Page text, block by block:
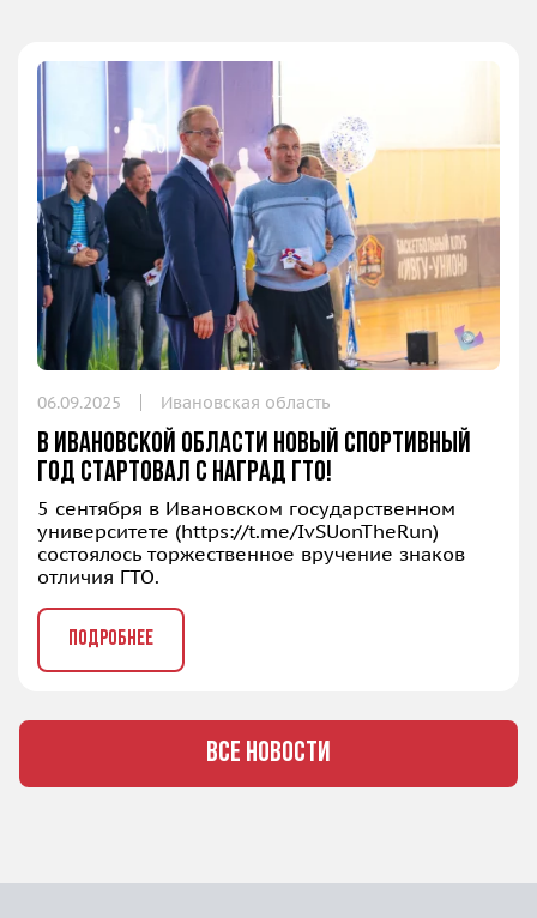
06.09.2025 Ивановская область
В Ивановской области новый спортивный
год стартовал с наград ГТО!
5 сентября в Ивановском государственном
университете (https://t.me/IvSUonTheRun)
состоялось торжественное вручение знаков
отличия ГТО.
ПОДРОБНЕЕ
ВСЕ НОВОСТИ